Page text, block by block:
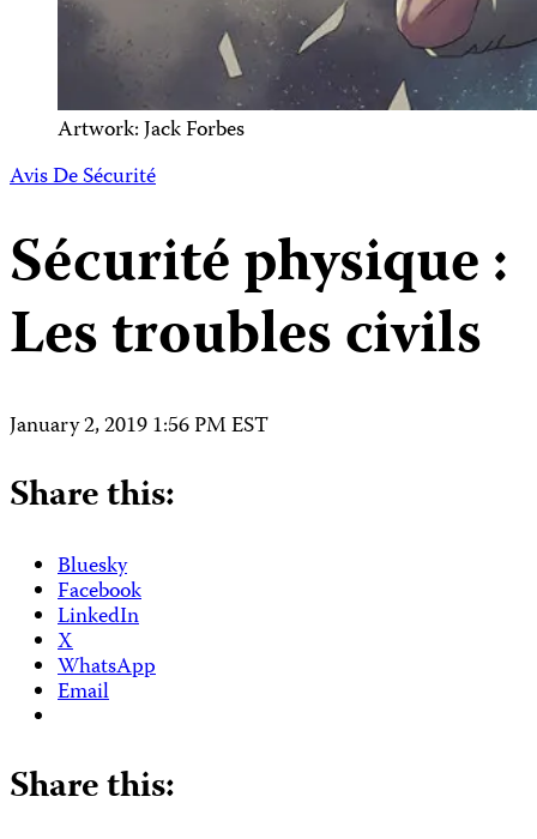
Artwork: Jack Forbes
Avis De Sécurité
Sécurité physique :
Les troubles civils
January 2, 2019 1:56 PM EST
Share this:
Bluesky
Facebook
LinkedIn
X
WhatsApp
Email
Share this: